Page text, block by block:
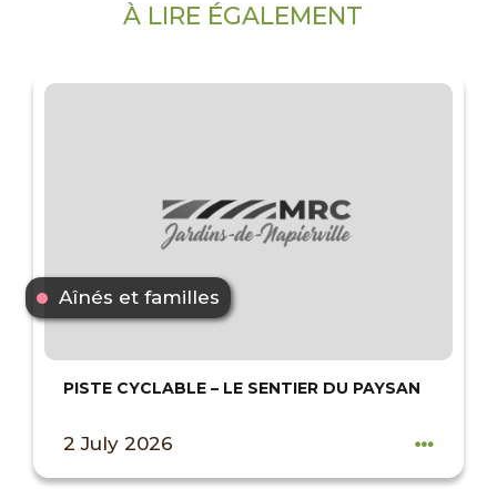
À LIRE ÉGALEMENT
Aînés et familles
PISTE CYCLABLE – LE SENTIER DU PAYSAN
2 July 2026